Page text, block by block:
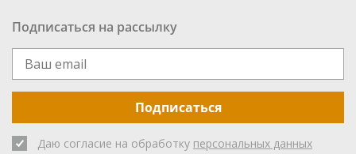
Подписаться на рассылку
Подписаться
Даю согласие на обработку персональных данных